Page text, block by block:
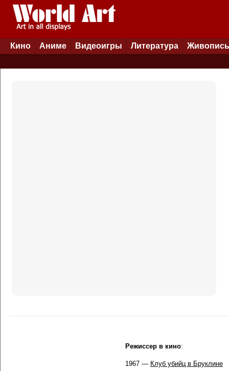
Кино Аниме Видеоигры Литература Живопись
Режиссер в кино:
1967 — Клуб убийц в Бруклине